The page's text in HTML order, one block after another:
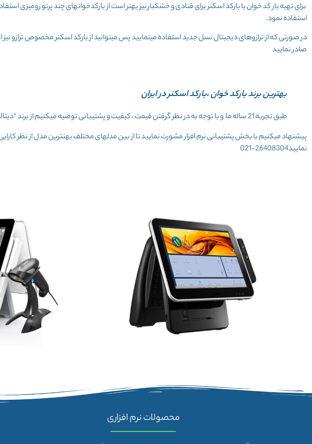
برای تهیه بار کد خوان یا بارکد اسکنر برای قنادی و خشکبارنیز بهتر است از بارکدخوانهای چند پرتو رومیزی
استفاده نمود.
در صورتی که از ترازوهای دیجیتال نسل جدید استفاده مینمایید پس میتوانید از بارکد اسکنر مخصوص ترازو نیز
صادر نمایید
بهترین برند بارکد خوان ،بارکد اسکنر در ایران
طبق تجربه 21 ساله ما و با توجه به در نظر گرفتن قیمت ، کیفیت و پشتیبانی توصیه میکنیم از برند “دیتالاجیک “Datalogic استفاده نمایید.
پیشنهاد میکنیم با بخش پشتیبانی نرم افزار مشورت نمایید تا از بین مدلهای مختلف بهنترین مدل از نظر
نمایید26408304-021
محصولات نرم افزاری